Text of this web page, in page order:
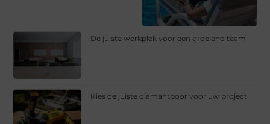
De juiste werkplek voor een groeiend team
Kies de juiste diamantboor voor uw project